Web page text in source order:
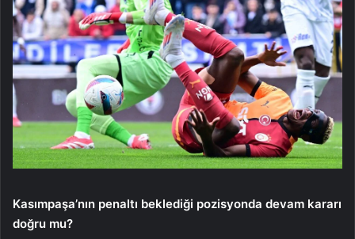
Kasımpaşa’nın penaltı beklediği pozisyonda devam kararı
doğru mu?